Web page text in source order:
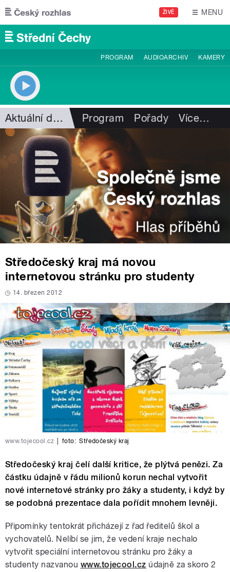
Přejít k hlavnímu obsahu
ŽIVĚ MENU
PROGRAM AUDIOARCHIV KAMERY
Aktuální dění Program Pořady Více…
Středočeský kraj má novou
internetovou stránku pro studenty
14. březen 2012
www.tojecool.cz foto: Středočeský kraj
Středočeský kraj čelí další kritice, že plýtvá penězi. Za
částku údajně v řádu milionů korun nechal vytvořit
nové internetové stránky pro žáky a studenty, i když by
se podobná prezentace dala pořídit mnohem levněji.
Připomínky tentokrát přicházejí z řad ředitelů škol a
vychovatelů. Nelíbí se jim, že vedení kraje nechalo
vytvořit speciální internetovou stránku pro žáky a
studenty nazvanou www.tojecool.cz údajně za skoro 2